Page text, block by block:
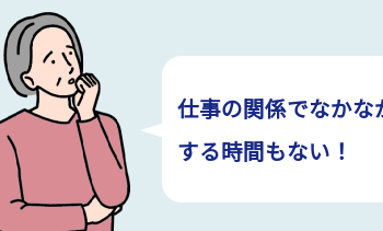
仕事の関係でなか
する時間もない！